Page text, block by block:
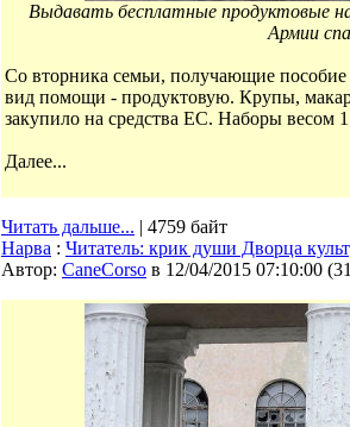
Выдавать бесплатные продуктовые
Армии
Со вторника семьи, получающие
вид помощи - продуктовую. Крупы,
закупило на средства ЕС. Наборы весом
Далее...
Читать дальше... | 4759 байт
Нарва : Читатель: крик души Дворца
Автор: CaneCorso в 12/04/2015 07:10:00 (